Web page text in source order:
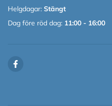
Helgdagar: Stängt
Dag före röd dag: 11:00 - 16:00